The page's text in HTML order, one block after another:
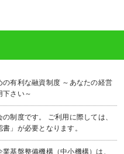
の有利な融資制度 ～あなたの経営
用下さい～
制度です。 ご利用に際しては、
」が必要となります。
基盤整備機構（中小機構）は、